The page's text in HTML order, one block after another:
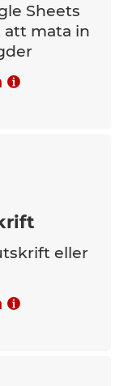
Sheets
att mata in
eller